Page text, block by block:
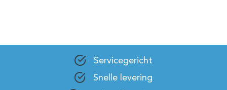
Servicegericht
Snelle levering